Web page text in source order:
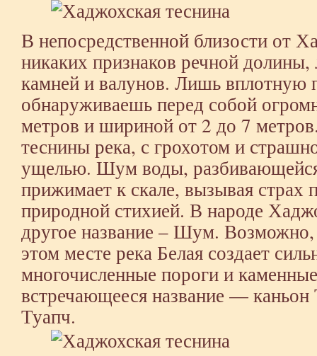
В непосредственной близости от
никаких признаков речной
камней и валунов. Лишь вплотную
обнаруживаешь перед собой
метров и шириной от 2 до 7
теснины река, с грохотом и
ущелью. Шум воды,
прижимает к скале, вызывая страх
природной стихией. В народе
другое название – Шум. Возможно,
этом месте река Белая создает
многочисленные пороги и
встречающееся название — каньон
Туапч.